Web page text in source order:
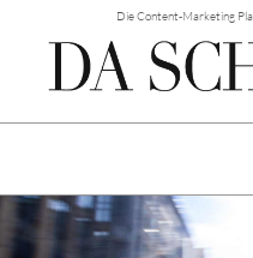
Die Content-Marketing